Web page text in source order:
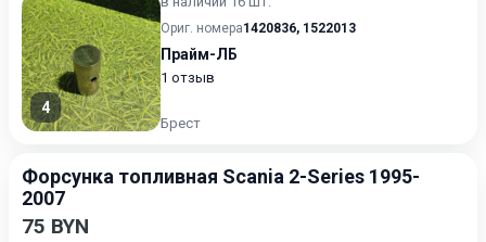
4
Ориг. номера1420836, 1522013
Прайм-ЛБ
1 отзыв
Брест
Форсунка топливная Scania 2-Series 1995-
2007
75 BYN